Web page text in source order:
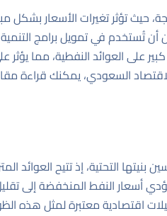
حيث تؤثر تغيرات الأسعار بشكل
تُستخدم في تمويل برامج التنمية
العوائد النفطية، مما يؤثر
السعودي، يمكنك قراءة
التحتية، إذ تتيح العوائد
النفط المنخفضة إلى تقليل
اقتصادية معتبرة لمثل هذه